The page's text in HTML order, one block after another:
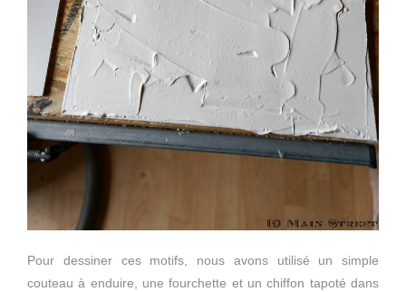
Pour dessiner ces motifs, nous avons utilisé un simple
couteau à enduire, une fourchette et un chiffon tapoté dans